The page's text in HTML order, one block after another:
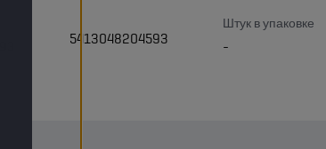
5413048204593
Штук в упаковке
-